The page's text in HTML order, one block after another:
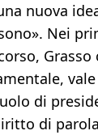
nuova
Nei
Grasso
di
di